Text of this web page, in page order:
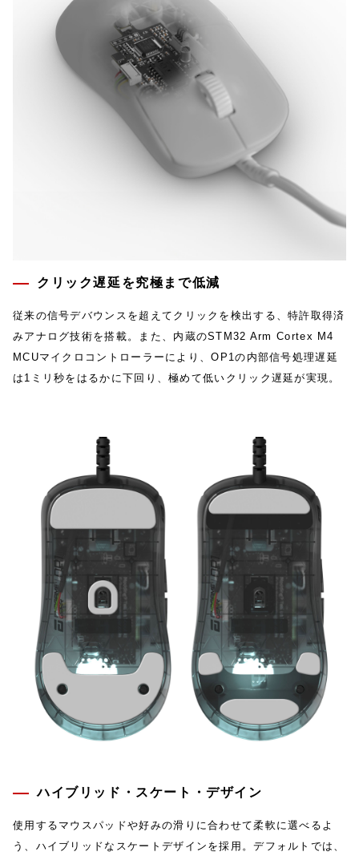
クリック遅延を究極まで低減
従来の信号デバウンスを超えてクリックを検出する、特許取得済
みアナログ技術を搭載。また、内蔵のSTM32 Arm Cortex M4
MCUマイクロコントローラーにより、OP1の内部信号処理遅延
は1ミリ秒をはるかに下回り、極めて低いクリック遅延が実現。
ハイブリッド・スケート・デザイン
使用するマウスパッドや好みの滑りに合わせて柔軟に選べるよ
う、ハイブリッドなスケートデザインを採用。デフォルトでは、